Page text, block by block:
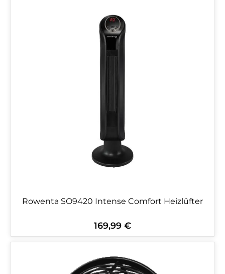
Rowenta SO9420 Intense Comfort Heizlüfter
Regulärer Preis:
169,99 €